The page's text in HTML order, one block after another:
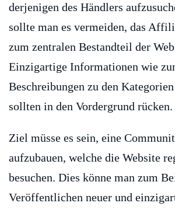
derjenigen des Händlers
sollte man es vermeiden, das
zum zentralen Bestandteil der
Einzigartige Informationen wie
Beschreibungen zu den
sollten in den Vordergrund rücken.
Ziel müsse es sein, eine
aufzubauen, welche die Website
besuchen. Dies könne man zum
Veröffentlichen neuer und